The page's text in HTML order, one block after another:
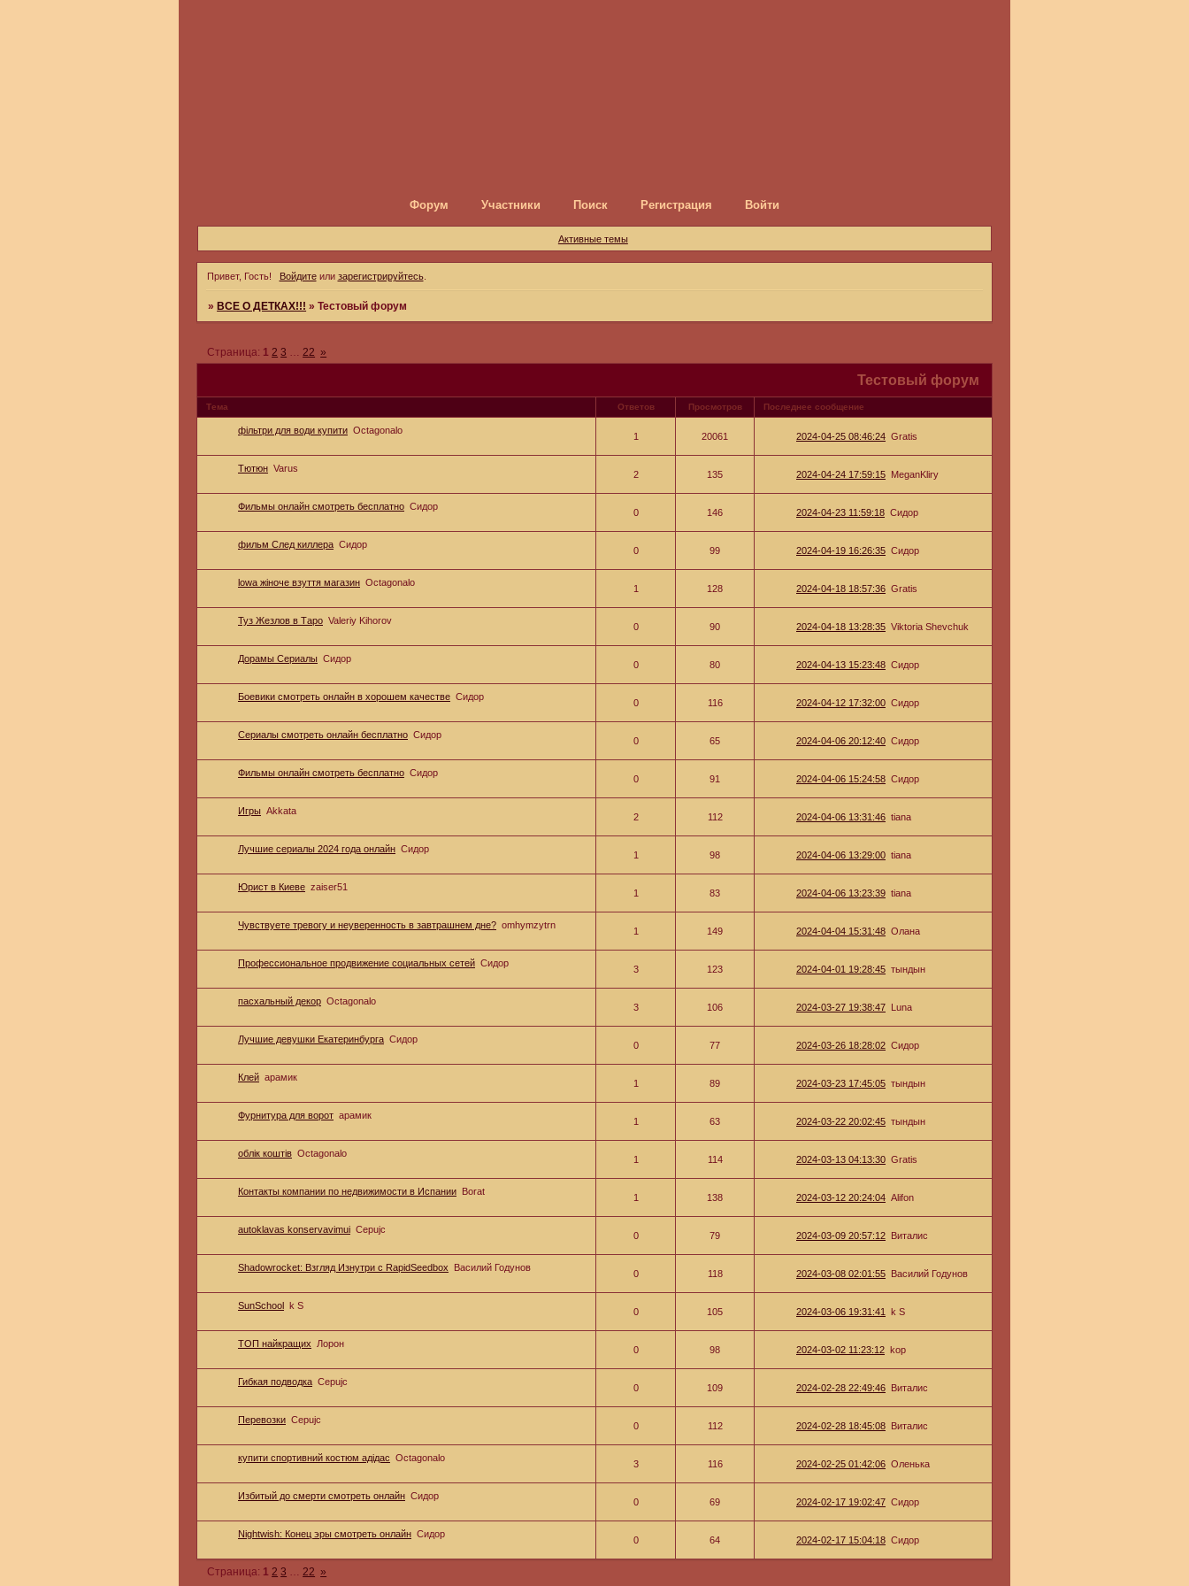
Форум Участники Поиск Регистрация Войти
Активные темы
Привет, Гость! Войдитеили зарегистрируйтесь.
» ВСЕ О ДЕТКАХ!!! »Тестовый форум
Тестовый форум
Страница: 1 2 3 … 22 »
Тема Ответов Просмотров Последнее сообщение
фільтри для води купити Octagonalo
1 20061 2024-04-25 08:46:24 Gratis
Тютюн Varus
2 135 2024-04-24 17:59:15 MeganKliry
Фильмы онлайн смотреть бесплатно Сидор
0 146 2024-04-23 11:59:18 Сидор
фильм След киллера Сидор
0 99 2024-04-19 16:26:35 Сидор
lowa жіноче взуття магазин Octagonalo
1 128 2024-04-18 18:57:36 Gratis
Туз Жезлов в Таро Valeriy Kihorov
0 90 2024-04-18 13:28:35 Viktoria Shevchuk
Дорамы Сериалы Сидор
0 80 2024-04-13 15:23:48 Сидор
Боевики смотреть онлайн в хорошем качестве Сидор
0 116 2024-04-12 17:32:00 Сидор
Сериалы смотреть онлайн бесплатно Сидор
0 65 2024-04-06 20:12:40 Сидор
Фильмы онлайн смотреть бесплатно Сидор
0 91 2024-04-06 15:24:58 Сидор
Игры Akkata
2 112 2024-04-06 13:31:46 tiana
Лучшие сериалы 2024 года онлайн Сидор
1 98 2024-04-06 13:29:00 tiana
Юрист в Киеве zaiser51
1 83 2024-04-06 13:23:39 tiana
Чувствуете тревогу и неуверенность в завтрашнем дне? omhymzytrn
1 149 2024-04-04 15:31:48 Олана
Профессиональное продвижение социальных сетей Сидор
3 123 2024-04-01 19:28:45 тындын
пасхальный декор Octagonalo
3 106 2024-03-27 19:38:47 Luna
Лучшие девушки Екатеринбурга Сидор
0 77 2024-03-26 18:28:02 Сидор
Клей арамик
1 89 2024-03-23 17:45:05 тындын
Фурнитура для ворот арамик
1 63 2024-03-22 20:02:45 тындын
облік коштів Octagonalo
1 114 2024-03-13 04:13:30 Gratis
Контакты компании по недвижимости в Испании Borat
1 138 2024-03-12 20:24:04 Alifon
autoklavas konservavimui Серujc
0 79 2024-03-09 20:57:12 Виталис
Shadowrocket: Взгляд Изнутри с RapidSeedbox Василий Годунов
0 118 2024-03-08 02:01:55 Василий Годунов
SunSchool k S
0 105 2024-03-06 19:31:41 k S
ТОП найкращих Лорон
0 98 2024-03-02 11:23:12 kop
Гибкая подводка Серujc
0 109 2024-02-28 22:49:46 Виталис
Перевозки Серujc
0 112 2024-02-28 18:45:08 Виталис
купити спортивний костюм адідас Octagonalo
3 116 2024-02-25 01:42:06 Оленька
Избитый до смерти смотреть онлайн Сидор
0 69 2024-02-17 19:02:47 Сидор
Nightwish: Конец эры смотреть онлайн Сидор
0 64 2024-02-17 15:04:18 Сидор
Страница: 1 2 3 22 »